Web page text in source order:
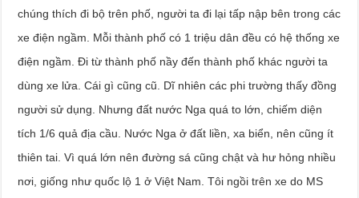
chúng thích đi bộ trên phố, người ta đi lại tấp nập bên trong các
xe điện ngầm. Mỗi thành phố có 1 triệu dân đều có hệ thống xe
điện ngầm. Đi từ thành phố nầy đến thành phố khác người ta
dùng xe lửa. Cái gì cũng cũ. Dĩ nhiên các phi trường thấy đồng
người sử dụng. Nhưng đất nước Nga quá to lớn, chiếm diện
tích 1/6 quả địa cầu. Nước Nga ở đất liền, xa biển, nên cũng ít
thiên tai. Vì quá lớn nên đường sá cũng chật và hư hỏng nhiều
nơi, giống như quốc lộ 1 ở Việt Nam. Tôi ngồi trên xe do MS